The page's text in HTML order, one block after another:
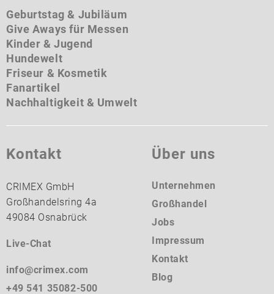
Geburtstag & Jubiläum
Give Aways für Messen
Kinder & Jugend
Hundewelt
Friseur & Kosmetik
Fanartikel
Nachhaltigkeit & Umwelt
Kontakt
CRIMEX GmbH
Großhandelsring 4a
49084 Osnabrück
Live-Chat
info@crimex.com
+49 541 35082-500
Über uns
Unternehmen
Großhandel
Jobs
Impressum
Kontakt
Blog